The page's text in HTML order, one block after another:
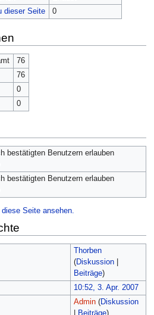
dieser Seite
0
76
76
0
0
bestätigten Benutzern erlauben
bestätigten Benutzern erlauben
Seite ansehen.
Thorben
(Diskussion|
Beiträge)
10:52, 3. Apr. 2007
Admin (Diskussion
Beiträge)